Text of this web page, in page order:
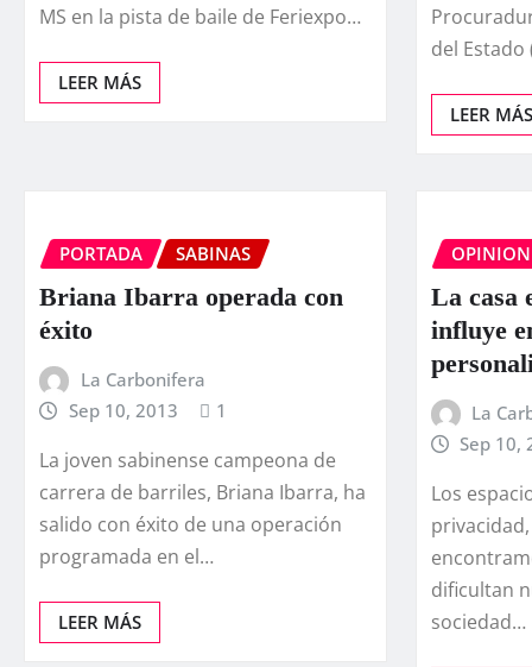
MS en la pista de baile de Feriexpo…
LEER MÁS
del Estado
LEER MÁS
PORTADA SABINAS
Briana Ibarra operada con
éxito
La Carbonifera
Sep 10, 2013
1
La joven sabinense campeona de
carrera de barriles, Briana Ibarra, ha
salido con éxito de una operación
programada en el…
LEER MÁS
OPINION
La casa
influye
La
Sep 10,
Los
dificultan
sociedad…